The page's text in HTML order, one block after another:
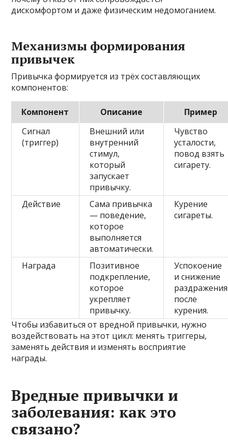
дискомфортом и даже физическим недомоганием.
Механизмы формирования
привычек
Привычка формируется из трёх составляющих
компонентов:
Компонент Описание
Пример
Сигнал
(триггер)
Внешний или
внутренний
стимул,
который
запускает
привычку.
Чувство
усталости,
повод взять
сигарету.
Действие
Сама привычка
— поведение,
которое
выполняется
автоматически.
Курение
сигареты.
Награда
Позитивное
подкрепление,
которое
укрепляет
привычку.
Успокоение
и снижение
раздражения
после
курения.
Чтобы избавиться от вредной привычки, нужно
воздействовать на этот цикл: менять триггеры,
заменять действия и изменять восприятие
награды.
Вредные привычки и
заболевания: как это
связано?